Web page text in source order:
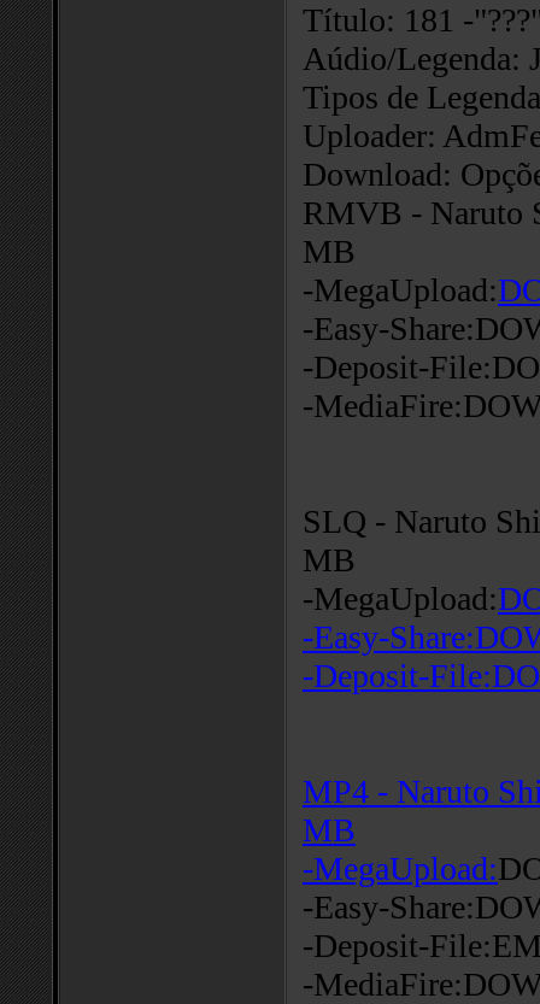
Título: 181 -
Aúdio/Legenda:
Tipos de
Uploader:
Download:
RMVB - Naruto
MB
-MegaUpload:
-Easy-
-Deposit-
-
SLQ - Naruto
MB
-MegaUpload:
-Easy-
-Deposit-
MP4 - Naruto
MB
-MegaUpload:
-Easy-
-Deposit-
-